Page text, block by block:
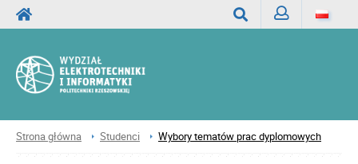
Strona główna Studenci Wybory tematów prac dyplomowych